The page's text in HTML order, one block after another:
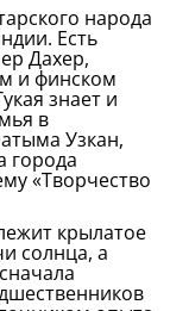
народа
Есть
Дахер,
и финском
знает и
в
Узкан,
города
«Творчество
крылатое
солнца, а